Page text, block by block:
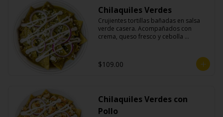
Chilaquiles Verdes
Crujientes tortillas bañadas en salsa
verde casera. Acompañados con
crema, queso fresco y cebolla
$109.00
Chilaquiles Verdes con
Pollo